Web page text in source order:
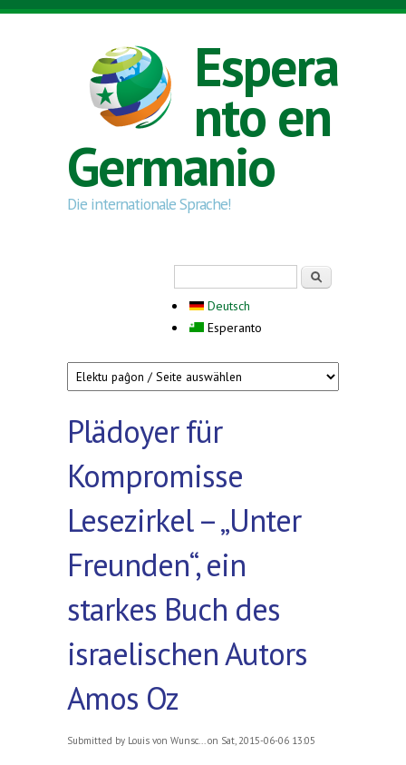
Skip to main content
Espera
nto en
Germanio
Die internationale Sprache!
Deutsch
Esperanto
Plädoyer für
Kompromisse
Lesezirkel – „Unter
Freunden“, ein
starkes Buch des
israelischen Autors
Amos Oz
Submitted by Louis von Wunsc... on Sat, 2015-06-06 13:05